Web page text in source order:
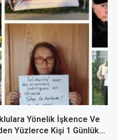
Yönelik İşkence Ve
Yüzlerce Kişi 1 Günlük...